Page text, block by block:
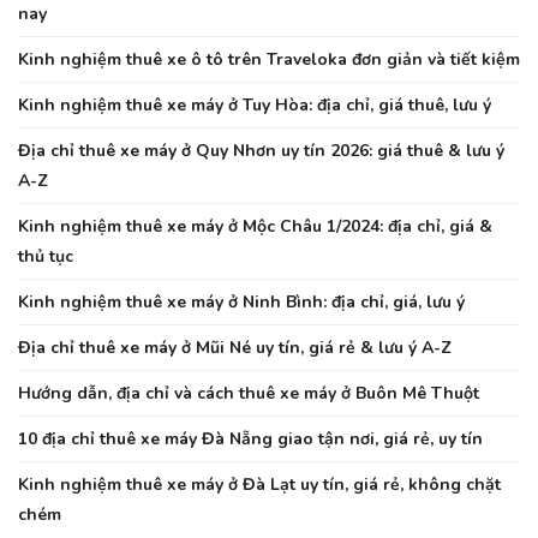
nay
Kinh nghiệm thuê xe ô tô trên Traveloka đơn giản và tiết kiệm
Kinh nghiệm thuê xe máy ở Tuy Hòa: địa chỉ, giá thuê, lưu ý
Địa chỉ thuê xe máy ở Quy Nhơn uy tín 2026: giá thuê & lưu ý
A-Z
Kinh nghiệm thuê xe máy ở Mộc Châu 1/2024: địa chỉ, giá &
thủ tục
Kinh nghiệm thuê xe máy ở Ninh Bình: địa chỉ, giá, lưu ý
Địa chỉ thuê xe máy ở Mũi Né uy tín, giá rẻ & lưu ý A-Z
Hướng dẫn, địa chỉ và cách thuê xe máy ở Buôn Mê Thuột
10 địa chỉ thuê xe máy Đà Nẵng giao tận nơi, giá rẻ, uy tín
Kinh nghiệm thuê xe máy ở Đà Lạt uy tín, giá rẻ, không chặt
chém